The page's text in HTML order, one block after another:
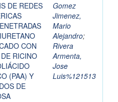
DE REDES
CON
RICINO
(PAA) Y
DE
Gomez
Jimenez,
Mario
Alejandro;
Rivera
Armenta,
Jose
Luis%121513